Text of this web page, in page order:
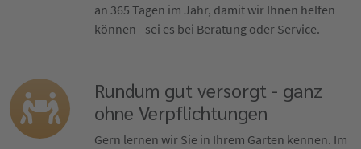
an 365 Tagen im Jahr, damit wir Ihnen helfen
können - sei es bei Beratung oder Service.
Rundum gut versorgt - ganz
ohne Verpflichtungen
Gern lernen wir Sie in Ihrem Garten kennen. Im